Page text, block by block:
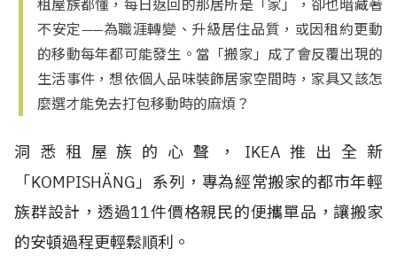
租屋族都懂，每日返回的那居所是「家」，卻也暗藏著
不安定——為職涯轉變、升級居住品質，或因租約更動
的移動每年都可能發生。當「搬家」成了會反覆出現的
生活事件，想依個人品味裝飾居家空間時，家具又該怎
麼選才能免去打包移動時的麻煩？
洞悉租屋族的心聲，IKEA推出全新
「KOMPISHÄNG」系列，專為經常搬家的都市年輕
族群設計，透過11件價格親民的便攜單品，讓搬家
的安頓過程更輕鬆順利。